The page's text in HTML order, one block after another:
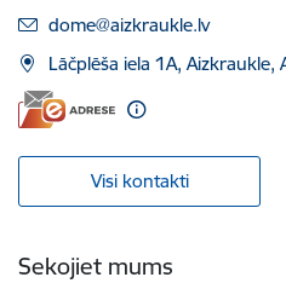
E-pasts:
dome@aizkraukle.lv
Lāčplēša iela 1A, Aizkraukle,
Visi kontakti
Sekojiet mums